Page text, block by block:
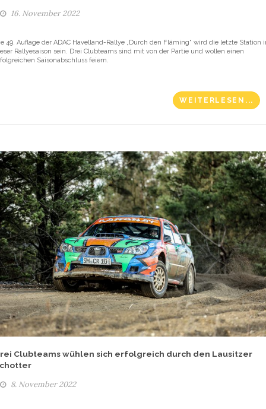
16. November 2022
49. Auflage der ADAC Havelland-Rallye „Durch den Fläming“ wird die letzte Station
Rallyesaison sein. Drei Clubteams sind mit von der Partie und wollen einen
Saisonabschluss feiern.
WEITERLESEN...
Clubteams wühlen sich erfolgreich durch den Lausitzer
8. November 2022